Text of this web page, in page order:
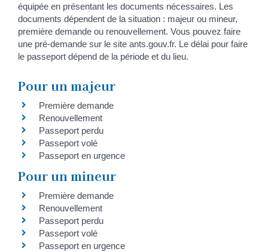
équipée en présentant les documents nécessaires. Les
documents dépendent de la situation : majeur ou mineur,
première demande ou renouvellement. Vous pouvez faire
une pré-demande sur le site ants.gouv.fr. Le délai pour faire
le passeport dépend de la période et du lieu.
Pour un majeur
Première demande
Renouvellement
Passeport perdu
Passeport volé
Passeport en urgence
Pour un mineur
Première demande
Renouvellement
Passeport perdu
Passeport volé
Passeport en urgence